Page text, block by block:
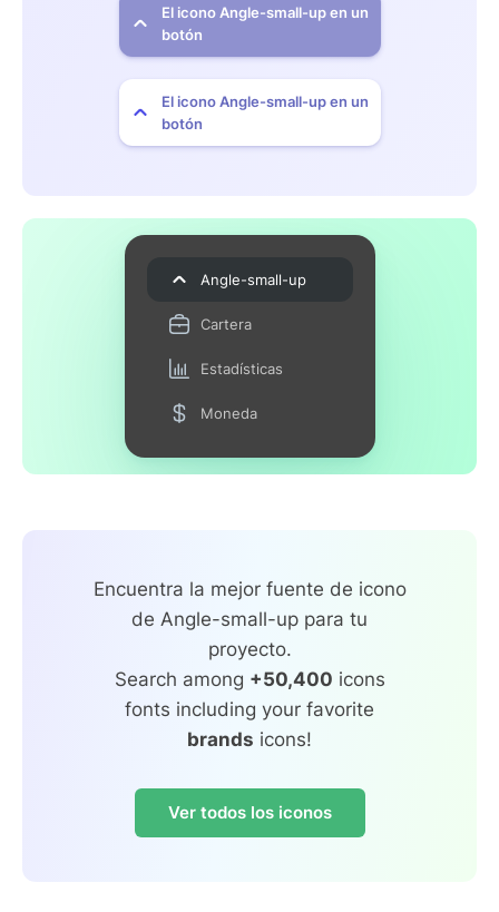
El icono Angle-small-up en un
botón
El icono Angle-small-up en un
botón
Angle-small-up
Cartera
Estadísticas
Moneda
Encuentra la mejor fuente de icono
de Angle-small-up para tu
proyecto.
Search among +50,400 icons
fonts including your favorite
brands icons!
Ver todos los iconos